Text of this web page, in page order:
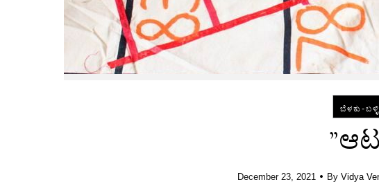
ಬೆಳಕು-ಬಳ್ಳಿ
December 23, 2021 • By Vidya